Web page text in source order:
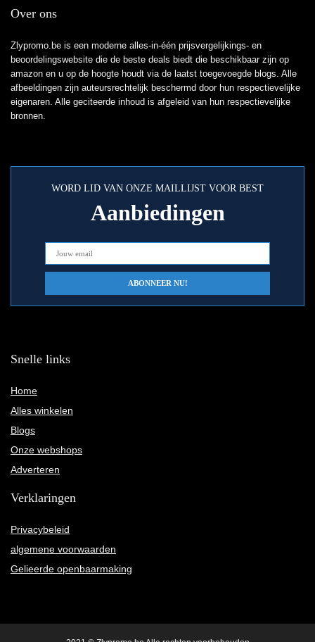
Over ons
Zlypromo.be is een moderne alles-in-één prijsvergelijkings- en
beoordelingswebsite die de beste deals biedt die beschikbaar zijn op
amazon en u op de hoogte houdt via de laatst toegevoegde blogs. Alle
afbeeldingen zijn auteursrechtelijk beschermd door hun respectievelijke
eigenaren. Alle geciteerde inhoud is afgeleid van hun respectievelijke
bronnen.
WORD LID VAN ONZE MAILLIJST VOOR BEST
Aanbiedingen
Snelle links
Home
Alles winkelen
Blogs
Onze webshops
Adverteren
Verklaringen
Privacybeleid
algemene voorwaarden
Gelieerde openbaarmaking